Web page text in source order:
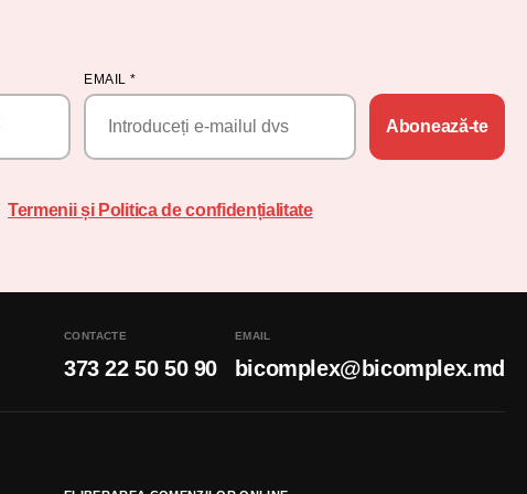
EMAIL*
Abonează-te
Termenii și Politica de confidențialitate
CONTACTE
373 22 50 50 90
EMAIL
bicomplex@bicomplex.md